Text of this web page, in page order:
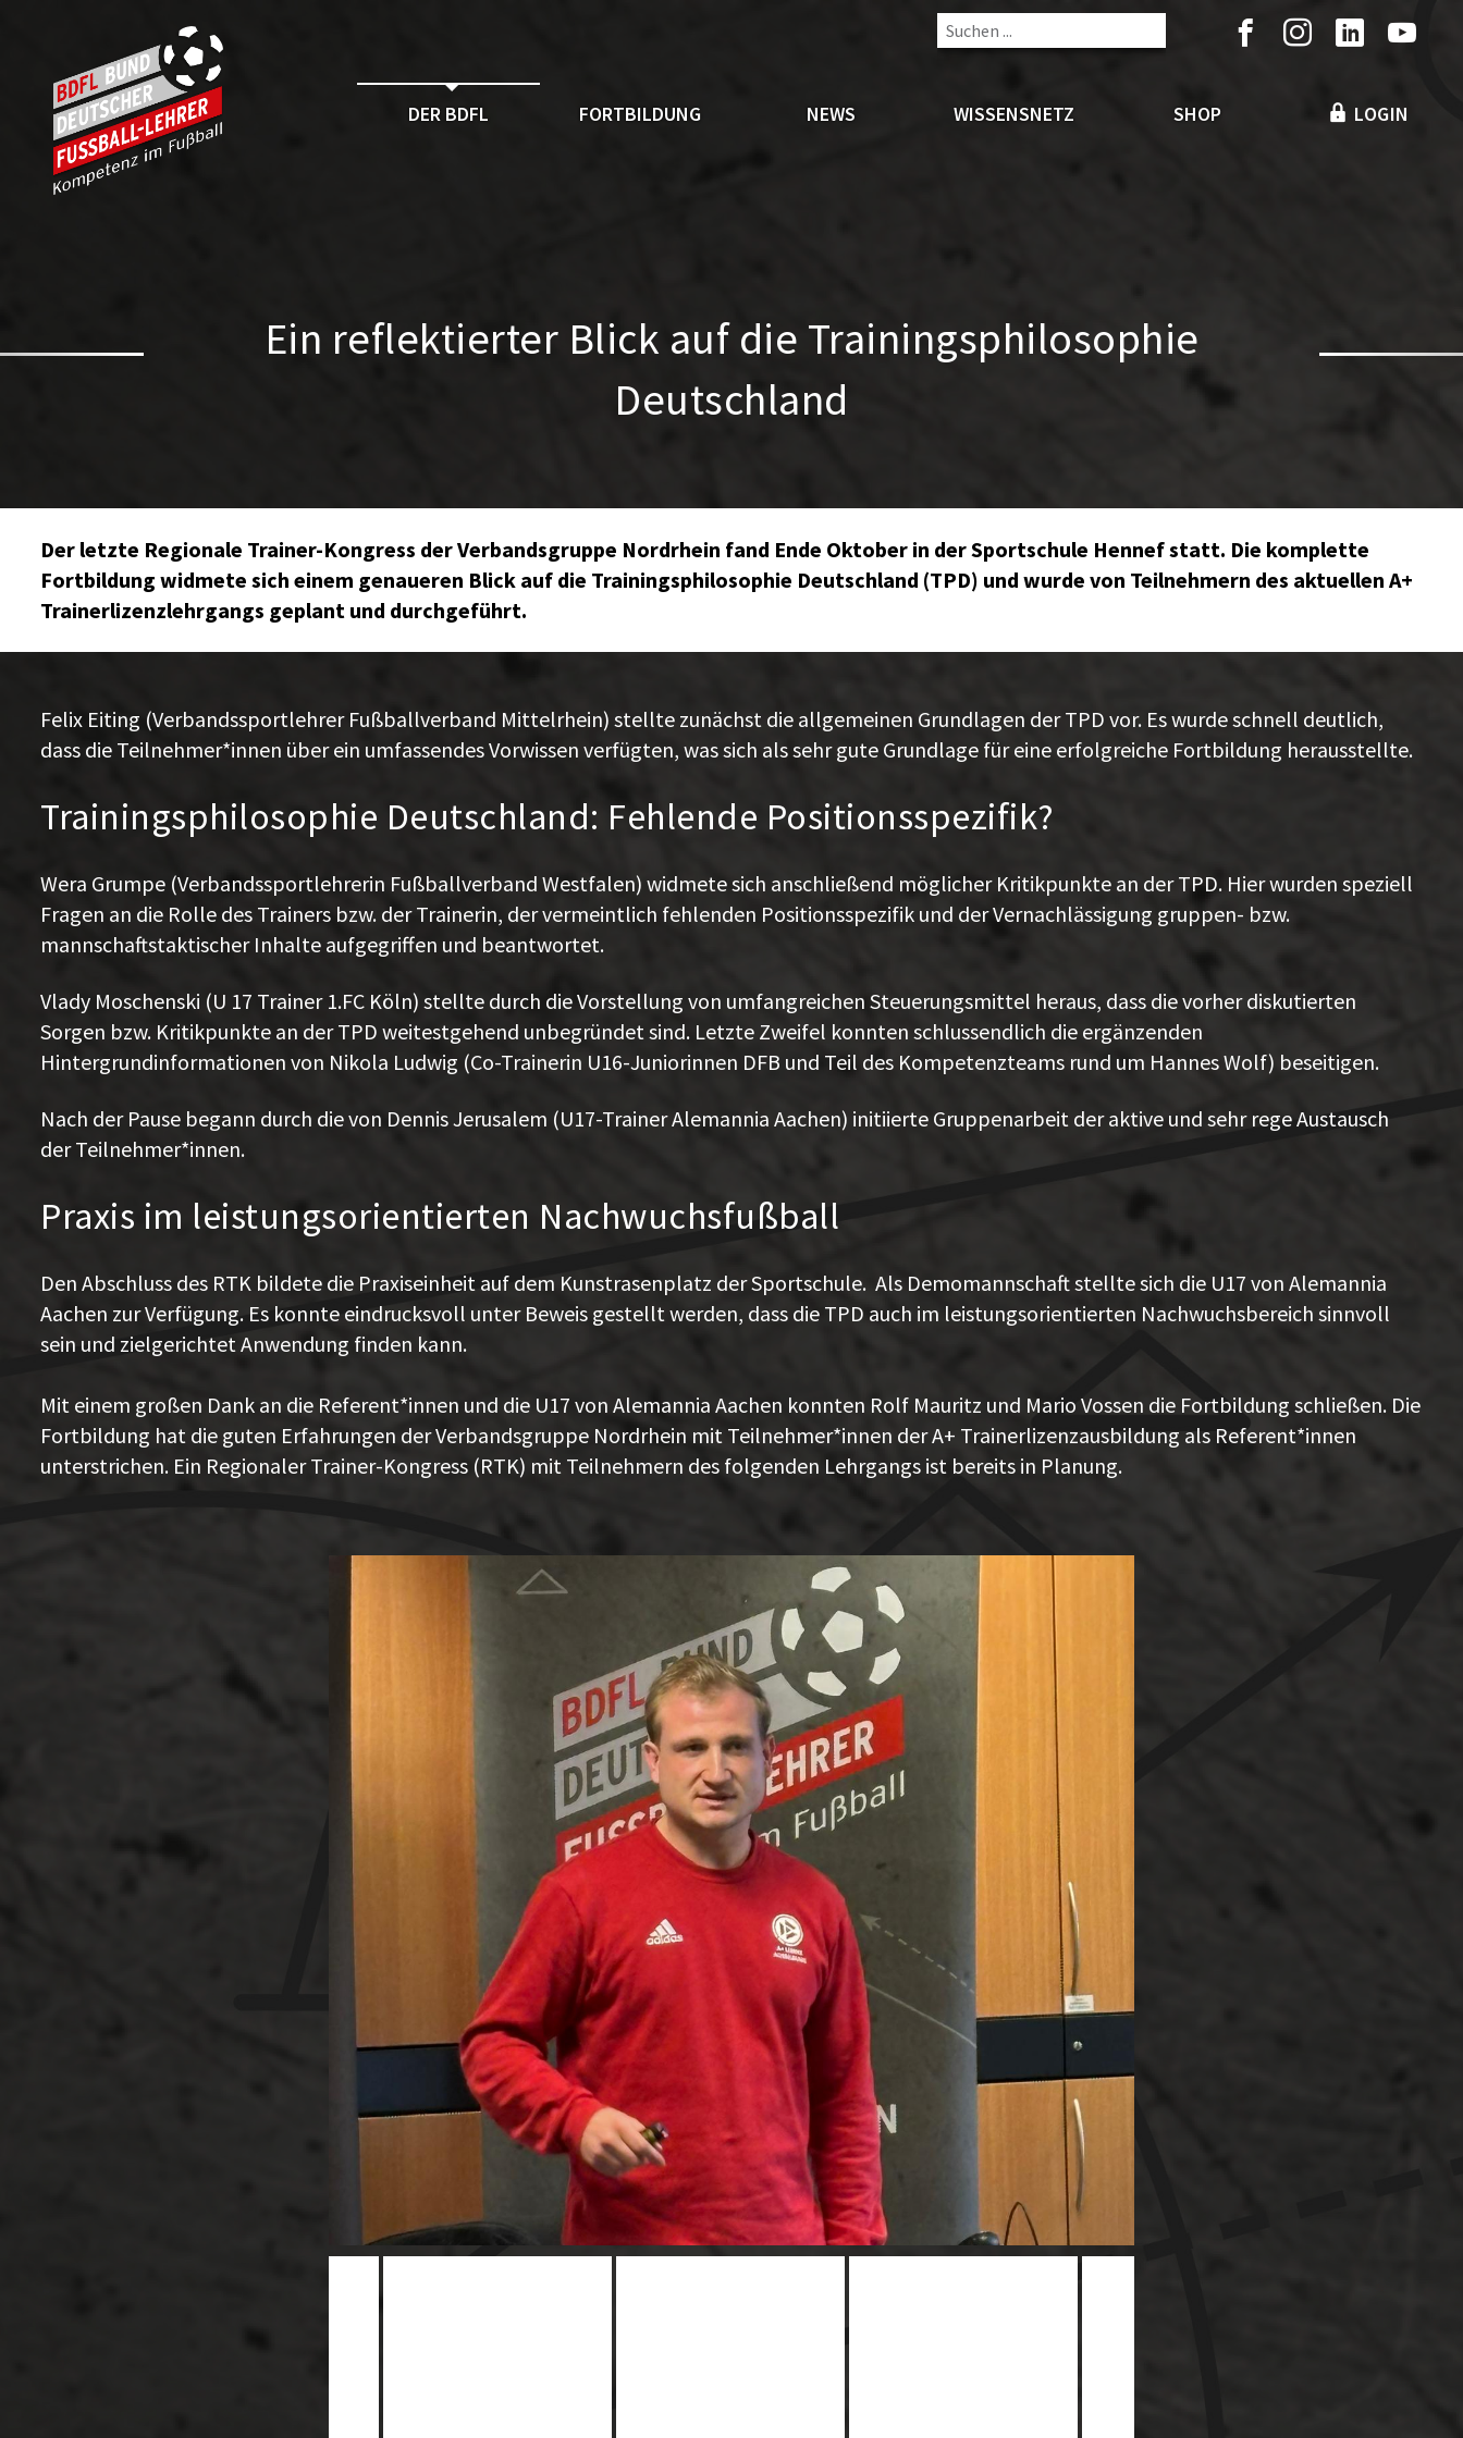
LOGIN
DER BDFL FORTBILDUNG NEWS WISSENSNETZ SHOP
Ein reflektierter Blick auf die Trainingsphilosophie
Deutschland
Der letzte Regionale Trainer-Kongress der Verbandsgruppe Nordrhein fand Ende Oktober in der Sportschule Hennef statt. Die komplette
Fortbildung widmete sich einem genaueren Blick auf die Trainingsphilosophie Deutschland (TPD) und wurde von Teilnehmern des aktuellen A+
Trainerlizenzlehrgangs geplant und durchgeführt.
Felix Eiting (Verbandssportlehrer Fußballverband Mittelrhein) stellte zunächst die allgemeinen Grundlagen der TPD vor. Es wurde schnell deutlich,
dass die Teilnehmer*innen über ein umfassendes Vorwissen verfügten, was sich als sehr gute Grundlage für eine erfolgreiche Fortbildung herausstellte.
Trainingsphilosophie Deutschland: Fehlende Positionsspezifik?
Wera Grumpe (Verbandssportlehrerin Fußballverband Westfalen) widmete sich anschließend möglicher Kritikpunkte an der TPD. Hier wurden speziell
Fragen an die Rolle des Trainers bzw. der Trainerin, der vermeintlich fehlenden Positionsspezifik und der Vernachlässigung gruppen- bzw.
mannschaftstaktischer Inhalte aufgegriffen und beantwortet.
Vlady Moschenski (U 17 Trainer 1.FC Köln) stellte durch die Vorstellung von umfangreichen Steuerungsmittel heraus, dass die vorher diskutierten
Sorgen bzw. Kritikpunkte an der TPD weitestgehend unbegründet sind. Letzte Zweifel konnten schlussendlich die ergänzenden
Hintergrundinformationen von Nikola Ludwig (Co-Trainerin U16-Juniorinnen DFB und Teil des Kompetenzteams rund um Hannes Wolf) beseitigen.
Nach der Pause begann durch die von Dennis Jerusalem (U17-Trainer Alemannia Aachen) initiierte Gruppenarbeit der aktive und sehr rege Austausch
der Teilnehmer*innen.
Praxis im leistungsorientierten Nachwuchsfußball
Den Abschluss des RTK bildete die Praxiseinheit auf dem Kunstrasenplatz der Sportschule. Als Demomannschaft stellte sich die U17 von Alemannia
Aachen zur Verfügung. Es konnte eindrucksvoll unter Beweis gestellt werden, dass die TPD auch im leistungsorientierten Nachwuchsbereich sinnvoll
sein und zielgerichtet Anwendung finden kann.
Mit einem großen Dank an die Referent*innen und die U17 von Alemannia Aachen konnten Rolf Mauritz und Mario Vossen die Fortbildung schließen. Die
Fortbildung hat die guten Erfahrungen der Verbandsgruppe Nordrhein mit Teilnehmer*innen der A+ Trainerlizenzausbildung als Referent*innen
unterstrichen. Ein Regionaler Trainer-Kongress (RTK) mit Teilnehmern des folgenden Lehrgangs ist bereits in Planung.